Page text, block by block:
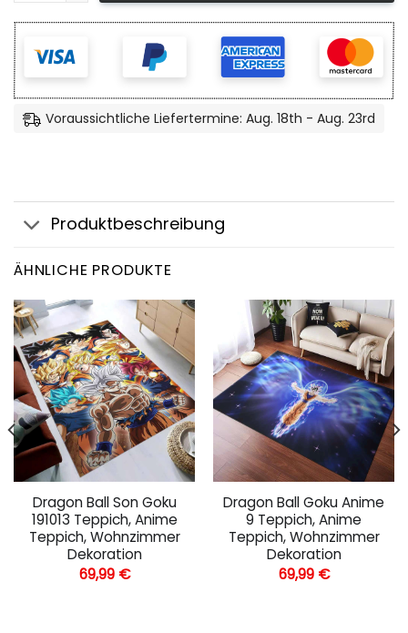
Voraussichtliche Liefertermine: Aug. 18th - Aug. 23rd
Produktbeschreibung
ÄHNLICHE PRODUKTE
Dragon Ball Son Goku
191013 Teppich, Anime
Teppich, Wohnzimmer
Dekoration
69,99 €
Dragon Ball Goku Anime
9 Teppich, Anime
Teppich, Wohnzimmer
Dekoration
69,99 €